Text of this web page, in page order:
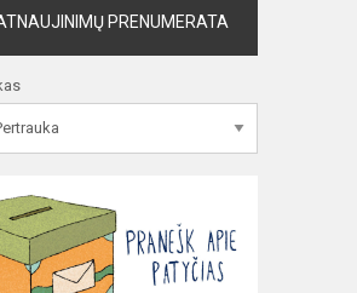
PRENUMERATA